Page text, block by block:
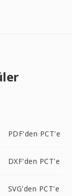
PDF'den PCT'e
DXF'den PCT'e
SVG'den PCT'e